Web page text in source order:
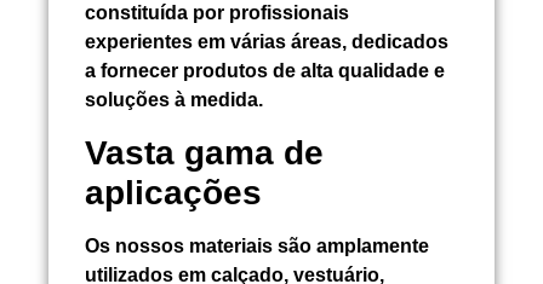
constituída por profissionais
experientes em várias áreas, dedicados
a fornecer produtos de alta qualidade e
soluções à medida.
Vasta gama de
aplicações
Os nossos materiais são amplamente
utilizados em calçado, vestuário,